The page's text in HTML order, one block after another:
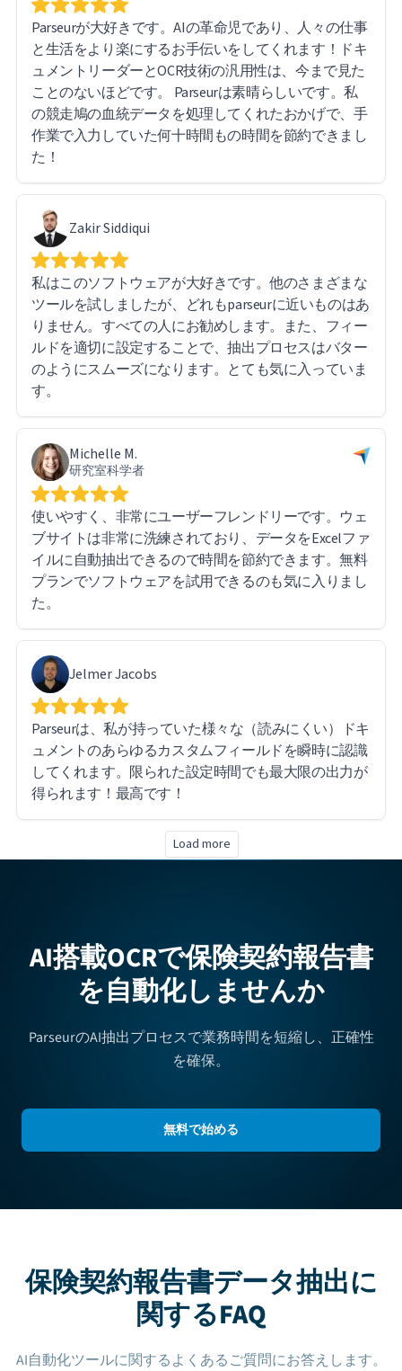
処理とデータ抽出に携わる方には自信を持ってParseur
をお勧めできます。
Parseurが大好きです。AIの革命児であり、人々の仕事
と生活をより楽にするお手伝いをしてくれます！ドキ
ュメントリーダーとOCR技術の汎用性は、今まで見た
ことのないほどです。 Parseurは素晴らしいです。私
の競走鳩の血統データを処理してくれたおかげで、手
作業で入力していた何十時間もの時間を節約できまし
た！
Zakir Siddiqui
私はこのソフトウェアが大好きです。他のさまざまな
ツールを試しましたが、どれもparseurに近いものはあ
りません。すべての人にお勧めします。また、フィー
ルドを適切に設定することで、抽出プロセスはバター
のようにスムーズになります。とても気に入っていま
す。
Michelle M.
研究室科学者
使いやすく、非常にユーザーフレンドリーです。ウェ
ブサイトは非常に洗練されており、データをExcelファ
イルに自動抽出できるので時間を節約できます。無料
プランでソフトウェアを試用できるのも気に入りまし
た。
Jelmer Jacobs
Parseurは、私が持っていた様々な（読みにくい）ドキ
ュメントのあらゆるカスタムフィールドを瞬時に認識
してくれます。限られた設定時間でも最大限の出力が
得られます！最高です！
Load more
AI搭載OCRで保険契約報告書
を自動化しませんか
ParseurのAI抽出プロセスで業務時間を短縮し、正確性
を確保。
無料で始める
保険契約報告書データ抽出に
関するFAQ
AI自動化ツールに関するよくあるご質問にお答えします。